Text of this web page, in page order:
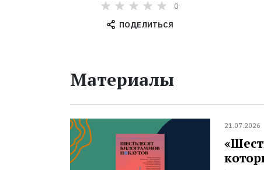
0
ПОДЕЛИТЬСЯ
Материалы
21.07.2026